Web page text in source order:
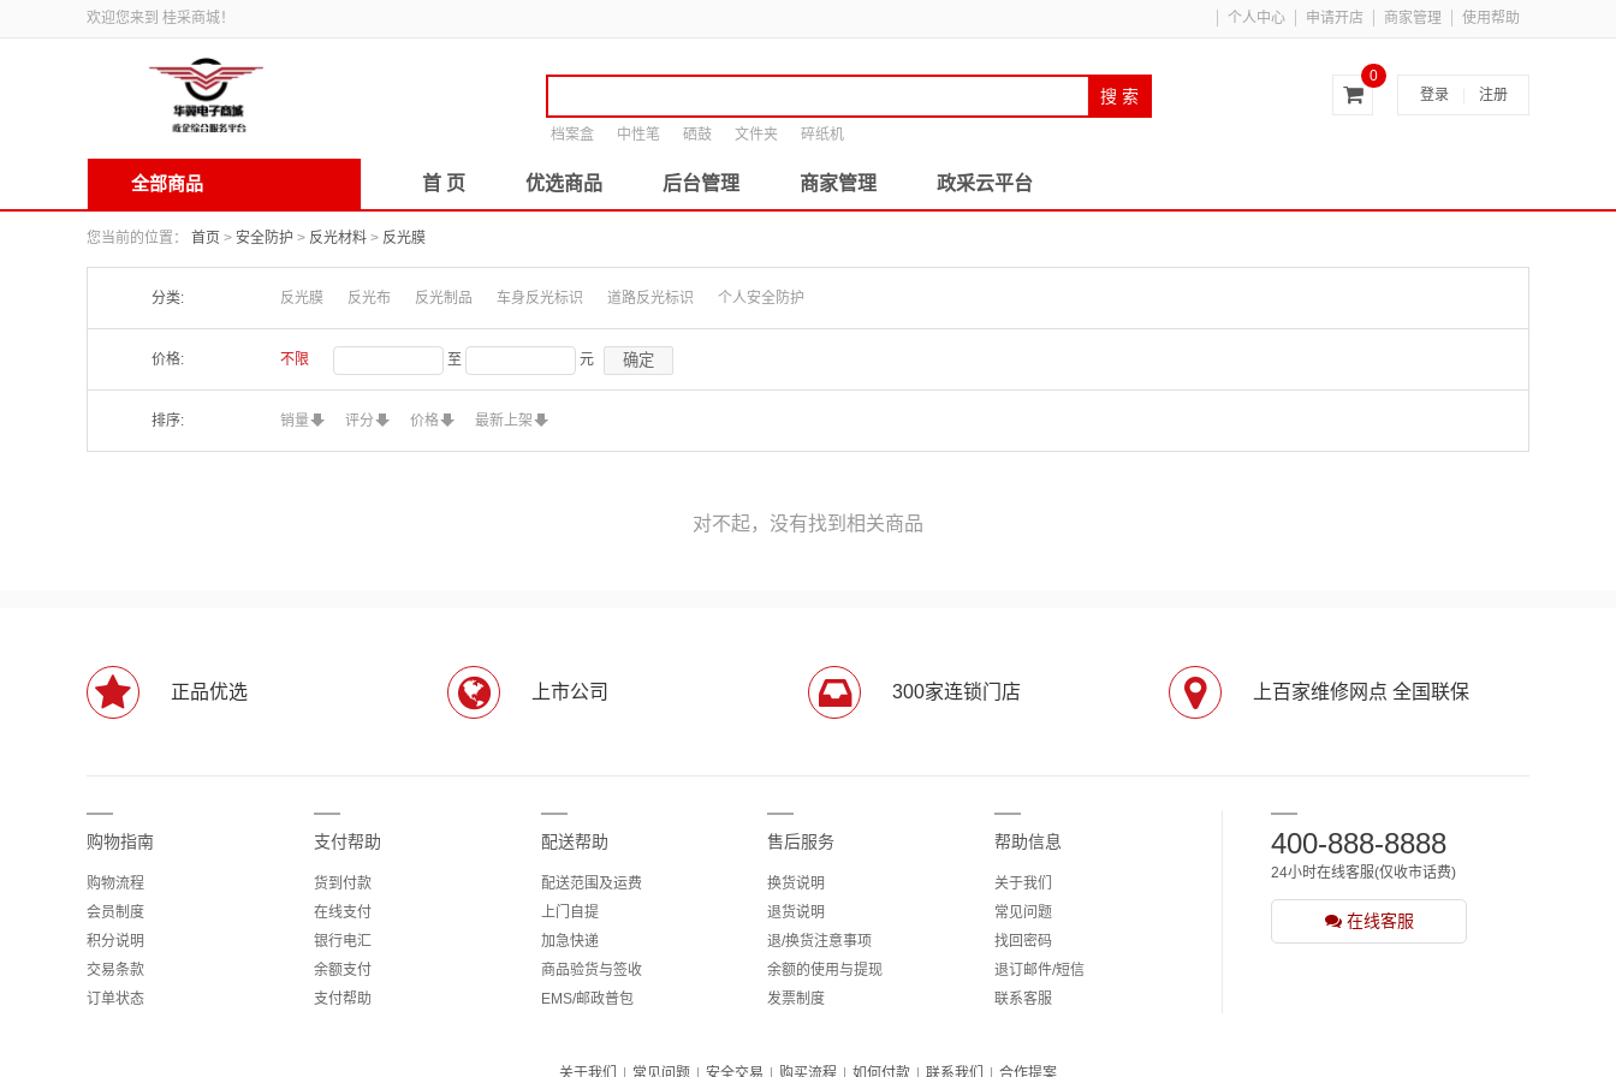
欢迎您来到 桂采商城！ 个人中心 申请开店 商家管理 使用帮助
登录 注册
0
搜 索
档案盒 中性笔 硒鼓 文件夹 碎纸机
全部商品 首 页 优选商品 后台管理 商家管理 政采云平台
您当前的位置： 首页 > 安全防护 > 反光材料 > 反光膜
分类: 反光膜 反光布 反光制品 车身反光标识 道路反光标识 个人安全防护
价格: 不限 至 元 确定
排序: 销量 评分 价格 最新上架
对不起，没有找到相关商品
正品优选 上市公司 300家连锁门店 上百家维修网点 全国联保
购物指南
购物流程
会员制度
积分说明
交易条款
订单状态
支付帮助
货到付款
在线支付
银行电汇
余额支付
支付帮助
配送帮助
配送范围及运费
上门自提
加急快递
商品验货与签收
EMS/邮政普包
售后服务
换货说明
退货说明
退/换货注意事项
余额的使用与提现
发票制度
帮助信息
关于我们
常见问题
找回密码
退订邮件/短信
联系客服
400-888-8888
24小时在线客服(仅收市话费)
在线客服
关于我们 常见问题 安全交易 购买流程 如何付款 联系我们 合作提案